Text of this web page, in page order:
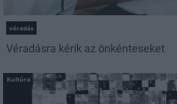
véradás
Véradásra kérik az önkénteseket
Kultúra